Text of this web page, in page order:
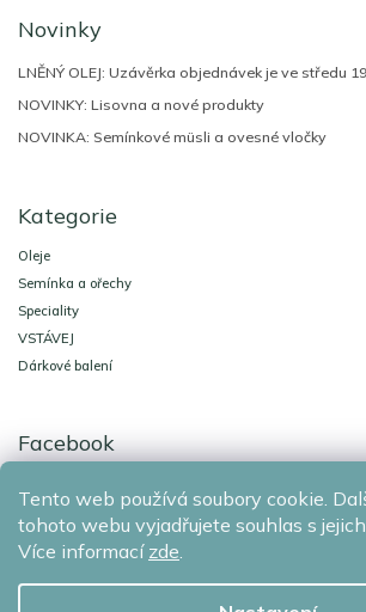
Tento web používá soubory cookie.
tohoto webu vyjadřujete souhlas s
Více informací zde.
Novinky
LNĚNÝ OLEJ: Uzávěrka objednávek je ve středu
NOVINKY: Lisovna a nové produkty
NOVINKA: Semínkové müsli a ovesné vločky
Kategorie
Oleje
Semínka a ořechy
Speciality
VSTÁVEJ
Dárkové balení
Facebook
Agro-El Znojmo Ochrana